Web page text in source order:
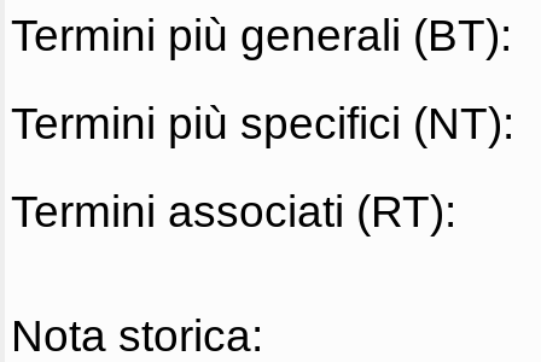
Termini più generali (BT):
Termini più specifici (NT):
Termini associati (RT):
Nota storica: